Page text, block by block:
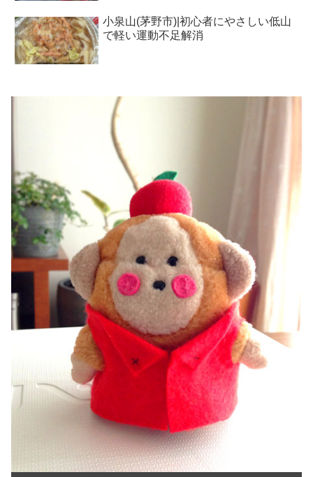
小泉山(茅野市)|初心者にやさしい低山
で軽い運動不足解消